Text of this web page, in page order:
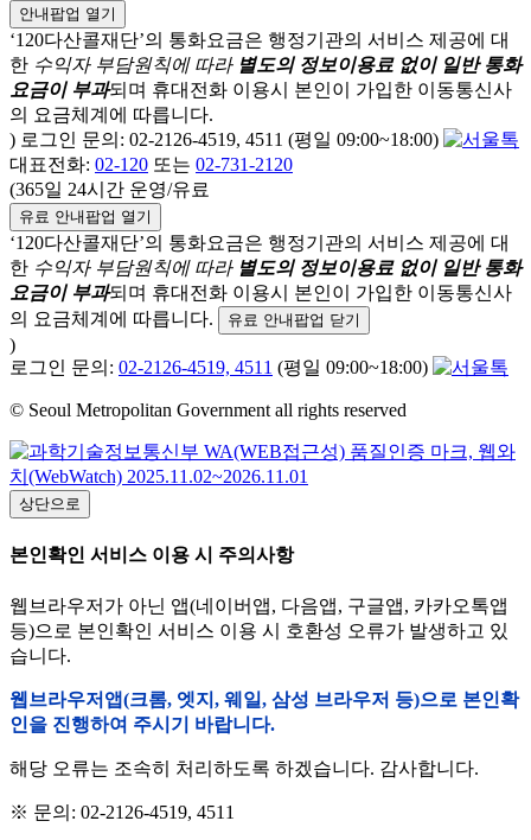
안내팝업 열기
‘120다산콜재단’의 통화요금은 행정기관의 서비스 제공에 대
한 수익자 부담원칙에 따라 별도의 정보이용료 없이 일반 통화
요금이 부과되며 휴대전화 이용시 본인이 가입한 이동통신사
의 요금체계에 따릅니다.
) 로그인 문의: 02-2126-4519, 4511 (평일 09:00~18:00)
대표전화: 02-120 또는 02-731-2120
(365일 24시간 운영/유료
유료 안내팝업 열기
‘120다산콜재단’의 통화요금은 행정기관의 서비스 제공에 대
한 수익자 부담원칙에 따라 별도의 정보이용료 없이 일반 통화
요금이 부과되며 휴대전화 이용시 본인이 가입한 이동통신사
의 요금체계에 따릅니다.
유료 안내팝업 닫기
)
로그인 문의: 02-2126-4519, 4511 (평일 09:00~18:00)
© Seoul Metropolitan Government all rights reserved
상단으로
본인확인 서비스 이용 시 주의사항
웹브라우저가 아닌 앱(네이버앱, 다음앱, 구글앱, 카카오톡앱
등)으로 본인확인 서비스 이용 시 호환성 오류가 발생하고 있
습니다.
웹브라우저앱(크롬, 엣지, 웨일, 삼성 브라우저 등)으로 본인확
인을 진행하여 주시기 바랍니다.
해당 오류는 조속히 처리하도록 하겠습니다. 감사합니다.
※ 문의: 02-2126-4519, 4511